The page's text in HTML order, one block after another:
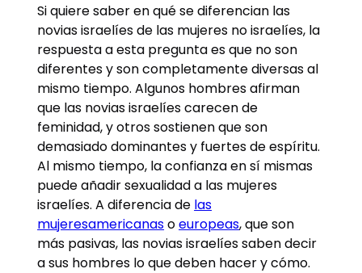
Si quiere saber en qué se diferencian las
novias israelíes de las mujeres no israelíes, la
respuesta a esta pregunta es que no son
diferentes y son completamente diversas al
mismo tiempo. Algunos hombres afirman
que las novias israelíes carecen de
feminidad, y otros sostienen que son
demasiado dominantes y fuertes de espíritu.
Al mismo tiempo, la confianza en sí mismas
puede añadir sexualidad a las mujeres
israelíes. A diferencia de las
mujeresamericanasoeuropeas, que son
más pasivas, las novias israelíes saben decir
a sus hombres lo que deben hacer y cómo.